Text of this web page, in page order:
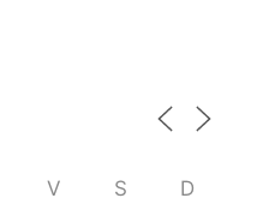
V S D